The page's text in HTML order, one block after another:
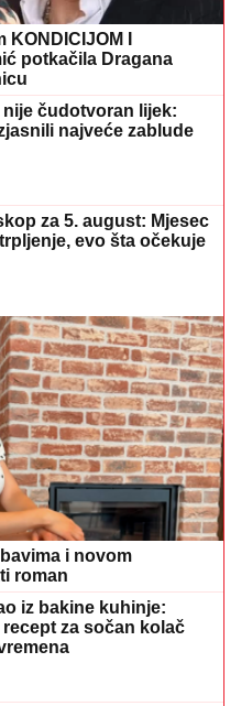
I
potkačila Dragana
čudotvoran lijek:
najveće zablude
za 5. august: Mjesec
evo šta očekuje
i novom
roman
iz bakine kuhinje:
za sočan kolač